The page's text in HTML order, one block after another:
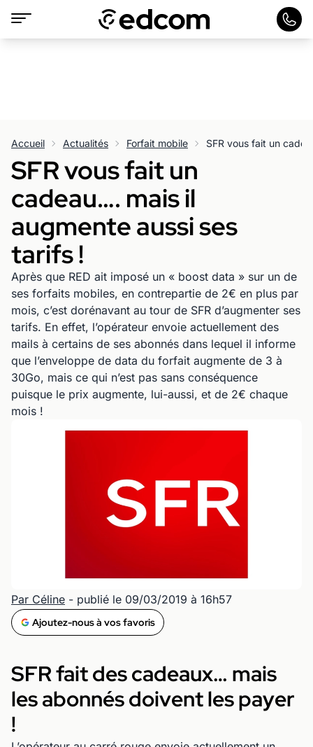
Accueil Actualités Forfait mobile
SFR vous fait un
cadeau…. mais il
augmente aussi ses
tarifs !
Après que RED ait imposé un « boost data » sur un de
ses forfaits mobiles, en contrepartie de 2€ en plus par
mois, c’est dorénavant au tour de SFR d’augmenter ses
tarifs. En effet, l’opérateur envoie actuellement des
mails à certains de ses abonnés dans lequel il informe
que l’enveloppe de data du forfait augmente de 3 à
30Go, mais ce qui n’est pas sans conséquence
puisque le prix augmente, lui-aussi, et de 2€ chaque
mois !
Par Céline - publié le 09/03/2019 à 16h57
Ajoutez-nous à vos favoris
SFR fait des cadeaux… mais
les abonnés doivent les payer
!